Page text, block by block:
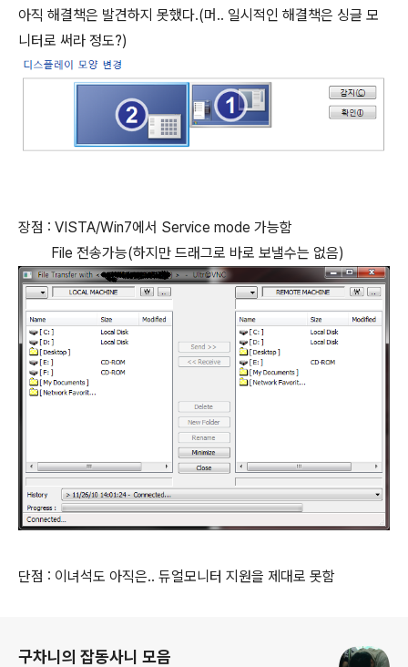
아직 해결책은 발견하지 못했다.(머.. 일시적인 해결책은 싱글 모
니터로 써라 정도?)
장점 : VISTA/Win7에서 Service mode 가능함
File 전송가능(하지만 드래그로 바로 보낼수는 없음)
단점 : 이녀석도 아직은.. 듀얼모니터 지원을 제대로 못함
구차니의 잡동사니 모음